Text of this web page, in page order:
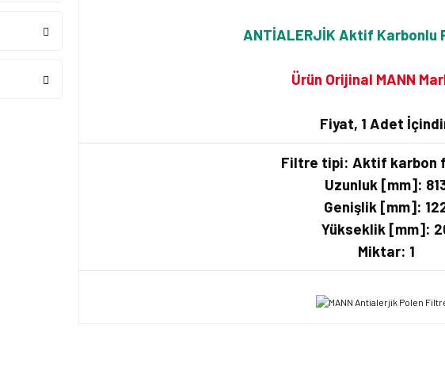
ANTİALERJİK Aktif Karbonlu
Ürün Orijinal MANN
Fiyat, 1 Adet
Filtre tipi: Aktif karbon
Uzunluk [mm]:
Genişlik [mm]:
Yükseklik [mm]:
Miktar: 1